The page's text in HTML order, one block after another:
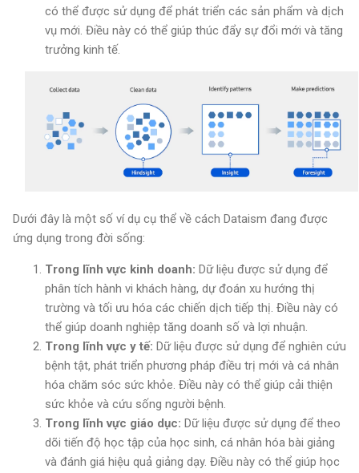
có thể được sử dụng để phát triển các sản phẩm và dịch
vụ mới. Điều này có thể giúp thúc đẩy sự đổi mới và tăng
trưởng kinh tế.
Dưới đây là một số ví dụ cụ thể về cách Dataism đang được
ứng dụng trong đời sống:
Trong lĩnh vực kinh doanh: Dữ liệu được sử dụng để
phân tích hành vi khách hàng, dự đoán xu hướng thị
trường và tối ưu hóa các chiến dịch tiếp thị. Điều này có
thể giúp doanh nghiệp tăng doanh số và lợi nhuận.
Trong lĩnh vực y tế: Dữ liệu được sử dụng để nghiên cứu
bệnh tật, phát triển phương pháp điều trị mới và cá nhân
hóa chăm sóc sức khỏe. Điều này có thể giúp cải thiện
sức khỏe và cứu sống người bệnh.
Trong lĩnh vực giáo dục: Dữ liệu được sử dụng để theo
dõi tiến độ học tập của học sinh, cá nhân hóa bài giảng
và đánh giá hiệu quả giảng dạy. Điều này có thể giúp học